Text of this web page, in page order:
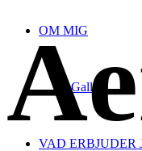
OM MIG
Galleri
VAD ERBJUDER